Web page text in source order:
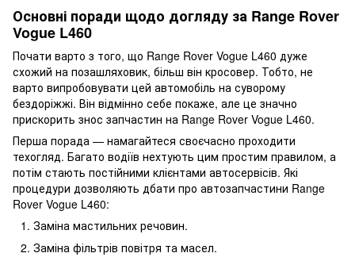
Основні поради щодо догляду за Range Rover
Vogue L460
Почати варто з того, що Range Rover Vogue L460 дуже
схожий на позашляховик, більш він кросовер. Тобто, не
варто випробовувати цей автомобіль на суворому
бездоріжжі. Він відмінно себе покаже, але це значно
прискорить знос запчастин на Range Rover Vogue L460.
Перша порада — намагайтеся своєчасно проходити
техогляд. Багато водіїв нехтують цим простим правилом, а
потім стають постійними клієнтами автосервісів. Які
процедури дозволяють дбати про автозапчастини Range
Rover Vogue L460:
Заміна мастильних речовин.
Заміна фільтрів повітря та масел.